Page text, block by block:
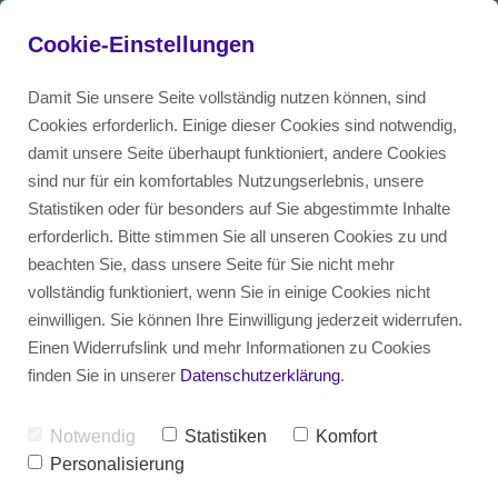
Das Recruiting Magazin
Blog
Diversity Glossar
EN
DE
Talent
Unternehmen
HR TRANSFORMATION:
Cookie-Einstellungen
Damit Sie unsere Seite vollständig nutzen können, sind
Cookies erforderlich. Einige dieser Cookies sind notwendig,
damit unsere Seite überhaupt funktioniert, andere Cookies
sind nur für ein komfortables Nutzungserlebnis, unsere
Statistiken oder für besonders auf Sie abgestimmte Inhalte
erforderlich. Bitte stimmen Sie all unseren Cookies zu und
beachten Sie, dass unsere Seite für Sie nicht mehr
vollständig funktioniert, wenn Sie in einige Cookies nicht
einwilligen. Sie können Ihre Einwilligung jederzeit widerrufen.
Einen Widerrufslink und mehr Informationen zu Cookies
finden Sie in unserer Datenschutzerklärung.
Notwendig Statistiken
Komfort
Personalisierung